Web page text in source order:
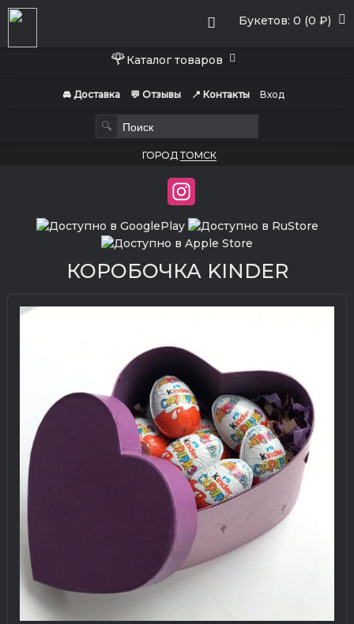
Букетов: 0 (0 ₽)
🌹Каталог товаров
🚘 Доставка 💬 Отзывы 📍 Контакты Вход
🔍
ГОРОД ТОМСК
КОРОБОЧКА KINDER